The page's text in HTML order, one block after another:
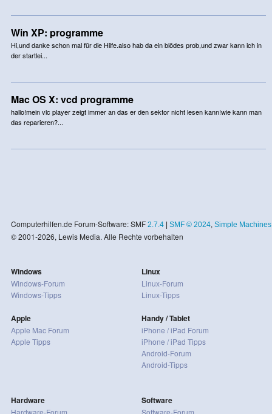
Win XP: programme
Hi,und danke schon mal für die Hilfe.also hab da ein blödes prob,und zwar kann ich in
der startlei...
Mac OS X: vcd programme
hallo!mein vlc player zeigt immer an das er den sektor nicht lesen kann!wie kann man
das reparieren?...
Computerhilfen.de Forum-Software: SMF 2.7.4| SMF © 2024, Simple Machines
© 2001-2026, Lewis Media. Alle Rechte vorbehalten
Windows
Windows-Forum
Windows-Tipps
Apple
Apple Mac Forum
Apple Tipps
Linux
Linux-Forum
Linux-Tipps
Handy / Tablet
iPhone / iPad Forum
iPhone / iPad Tipps
Android-Forum
Android-Tipps
Hardware
Hardware-Forum
Software
Software-Forum